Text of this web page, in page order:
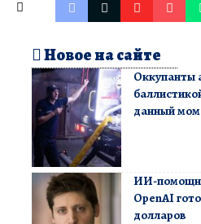
Новое на сайте
Оккупанты
данный
ИИ-
OpenAI
долларов